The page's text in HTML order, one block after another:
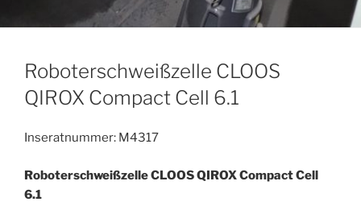
Roboterschweißzelle CLOOS
QIROX Compact Cell 6.1
Inseratnummer: M4317
Roboterschweißzelle CLOOS QIROX Compact Cell
6.1